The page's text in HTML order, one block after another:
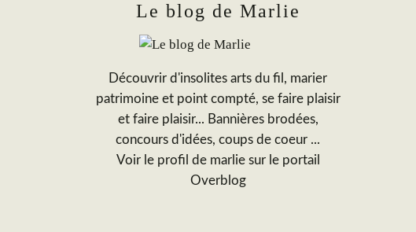
Le blog de Marlie
Découvrir d'insolites arts du fil, marier
patrimoine et point compté, se faire plaisir
et faire plaisir... Bannières brodées,
concours d'idées, coups de coeur ...
Voir le profil de marliesur le portail
Overblog